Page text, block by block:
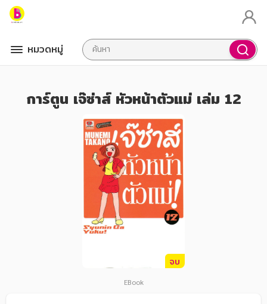
หมวดหมู่
การ์ตูน เจ๊ซ่าส์ หัวหน้าตัวแม่ เล่ม 12
จบ
EBook